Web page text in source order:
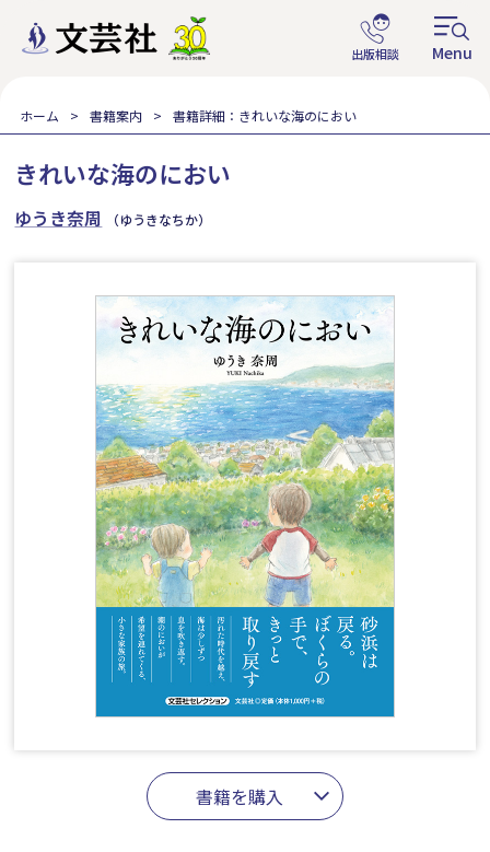
ホーム 書籍案内 書籍詳細：きれいな海のにおい
きれいな海のにおい
ゆうき奈周 （ゆうきなちか）
書籍を購入